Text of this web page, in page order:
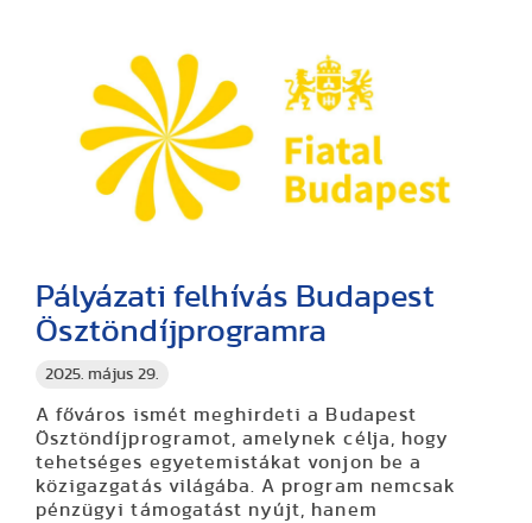
2025. május 29.
Pályázati felhívás Budapest
Ösztöndíjprogramra
A főváros ismét meghirdeti a Budapest
Ösztöndíjprogramot, amelynek célja, hogy
tehetséges egyetemistákat vonjon be a
közigazgatás világába. A program nemcsak
pénzügyi támogatást nyújt, hanem